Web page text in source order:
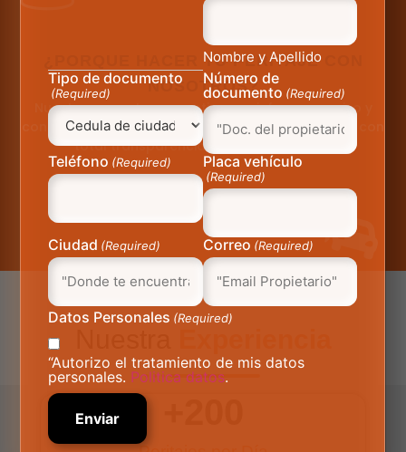
¿PORQUE HACER TU PERITAJE CON
NOSOTROS?
Nuestros expertos garantizan un informe preciso y
confiable, facilitando así la resolución de su caso con
total transparencia y profesionalismo.
Nombre y Apellido
Tipo de documento
(Required)
Número de
documento (Required)
Teléfono (Required) Placa vehículo
(Required)
Ciudad (Required) Correo (Required)
Datos Personales (Required)
“Autorizo el tratamiento de mis datos
personales. Politica datos.